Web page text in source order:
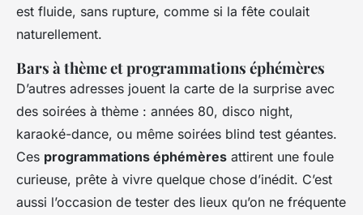
est fluide, sans rupture, comme si la fête coulait
naturellement.
Bars à thème et programmations éphémères
D’autres adresses jouent la carte de la surprise avec
des soirées à thème : années 80, disco night,
karaoké-dance, ou même soirées blind test géantes.
Ces programmations éphémères attirent une foule
curieuse, prête à vivre quelque chose d’inédit. C’est
aussi l’occasion de tester des lieux qu’on ne fréquente